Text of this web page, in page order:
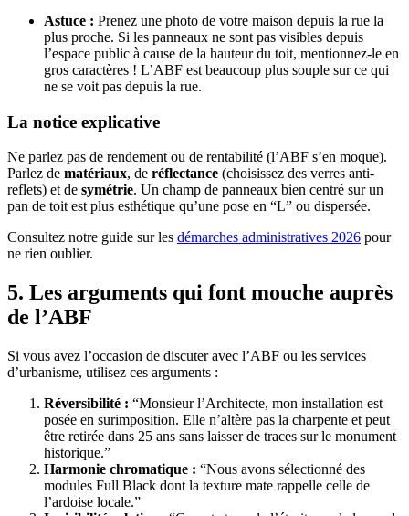
Astuce : Prenez une photo de votre maison depuis la rue la
plus proche. Si les panneaux ne sont pas visibles depuis
l’espace public à cause de la hauteur du toit, mentionnez-le en
gros caractères ! L’ABF est beaucoup plus souple sur ce qui
ne se voit pas depuis la rue.
La notice explicative
Ne parlez pas de rendement ou de rentabilité (l’ABF s’en moque).
Parlez de matériaux, de réflectance (choisissez des verres anti-
reflets) et de symétrie. Un champ de panneaux bien centré sur un
pan de toit est plus esthétique qu’une pose en “L” ou dispersée.
Consultez notre guide sur les démarches administratives 2026 pour
ne rien oublier.
5. Les arguments qui font mouche auprès
de l’ABF
Si vous avez l’occasion de discuter avec l’ABF ou les services
d’urbanisme, utilisez ces arguments :
Réversibilité : “Monsieur l’Architecte, mon installation est
posée en surimposition. Elle n’altère pas la charpente et peut
être retirée dans 25 ans sans laisser de traces sur le monument
historique.”
Harmonie chromatique : “Nous avons sélectionné des
modules Full Black dont la texture mate rappelle celle de
l’ardoise locale.”